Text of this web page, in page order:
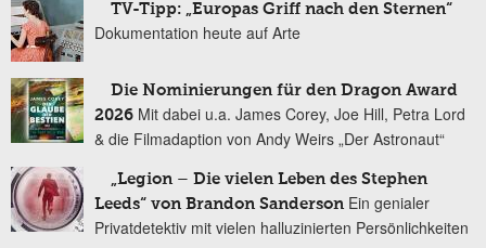
TV-Tipp: „Europas Griff nach den Sternen“
Dokumentation heute auf Arte
Die Nominierungen für den Dragon Award
2026 Mit dabei u.a. James Corey, Joe Hill, Petra Lord
& die Filmadaption von Andy Weirs „Der Astronaut“
„Legion – Die vielen Leben des Stephen
Leeds“ von Brandon Sanderson Ein genialer
Privatdetektiv mit vielen halluzinierten Persönlichkeiten